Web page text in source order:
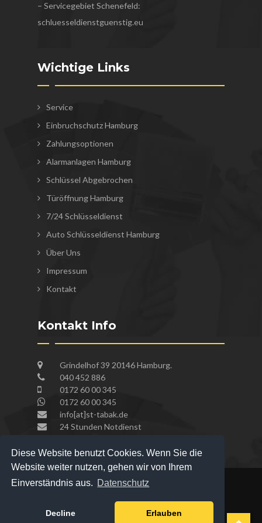
Diese Website benutzt Cookies. Wenn Sie die
Website weiter nutzen, gehen wir von Ihrem
Einverständnis aus. Datenschutz
Decline Erlauben
– Servicegebiet Schenefeld:
schluesseldienstguenstig.eu
Wichtige Links
Service
Einbruchschutz Hamburg
Zahlungsoptionen
Alarmanlagen Hamburg
Schlüssel Abgebrochen
Türöffnung Hamburg
7/24 Schlüsseldienst
Auto Schlüsseldienst Hamburg
Über Uns
Impressum
Kontakt
Kontakt Info
Grindelhof 39 20146 Hamburg.
040 452 886
0172 60 00 345
0172 60 00 345
info[at]st-tabak.de
24 Stunden Notdienst
Copyright © 2020 By:Schlüsseldienst und
Sicherheitstechnik Hamburg